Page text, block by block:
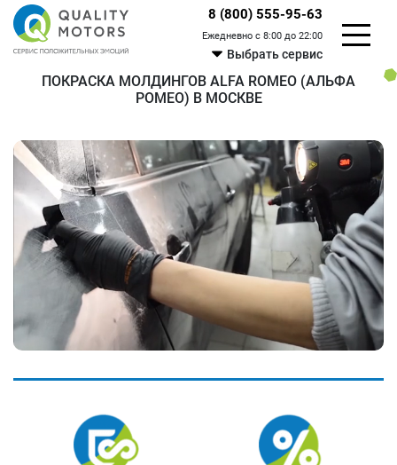
8 (800) 555-95-63
Ежедневно с 8:00 до 22:00
Выбрать сервис
ПОКРАСКА МОЛДИНГОВ ALFA ROMEO (АЛЬФА
РОМЕО) В МОСКВЕ